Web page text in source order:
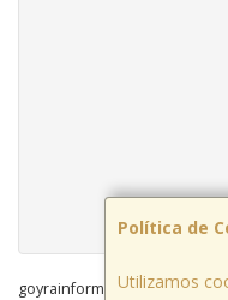
Política de
Utilizamos
goyrainformatica.com © 2026